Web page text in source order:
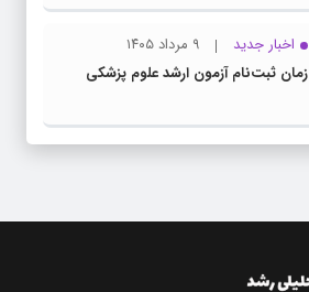
اخبار جدید
۹ مرداد ۱۴۰۵
زمان ثبت‌نام آزمون ارشد علوم پزشکی